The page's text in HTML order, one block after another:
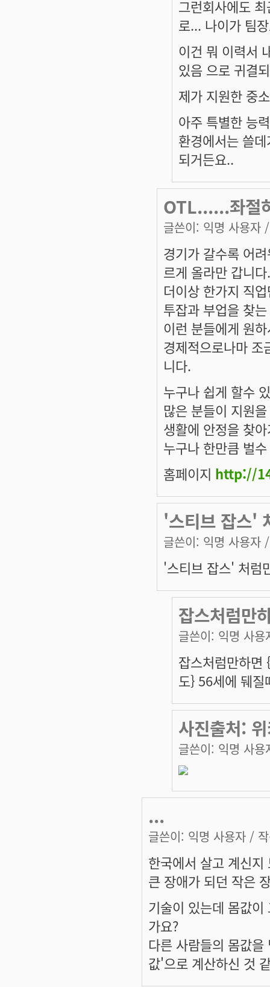
그런회사에도
로... 나이가 팀
이건 뭐 이력서
있음 으로 귀결
제가 지원한 중
아주 특별한 능
환경에서는 쓸
되거든요..
OTL......좌절
글쓴이: 익명 사용자
경기가 갈수록 어
르게 올라만 갑니다.
더이상 한가지 직
투잡과 부업을 찾
이런 분들에게 원
경제적으로나마 조
니다.
누구나 쉽게 할수
많은 분들이 지원
생활에 안정을 찾
누구나 한만큼 벌
홈페이지 http://
'스티브 잡스'
글쓴이: 익명 사용자
'스티브 잡스' 처럼
잡스처럼만
글쓴이: 익명 사용
잡스처럼만하
도} 56세에 뒈질
사진출처:
글쓴이: 익명 사용
...
글쓴이: 익명 사용자 /
한국에서 살고 계신지
큰 장애가 되던 작은
기술이 있는데 몸값
가요?
다른 사람들의 몸값
값'으로 계산하신 것